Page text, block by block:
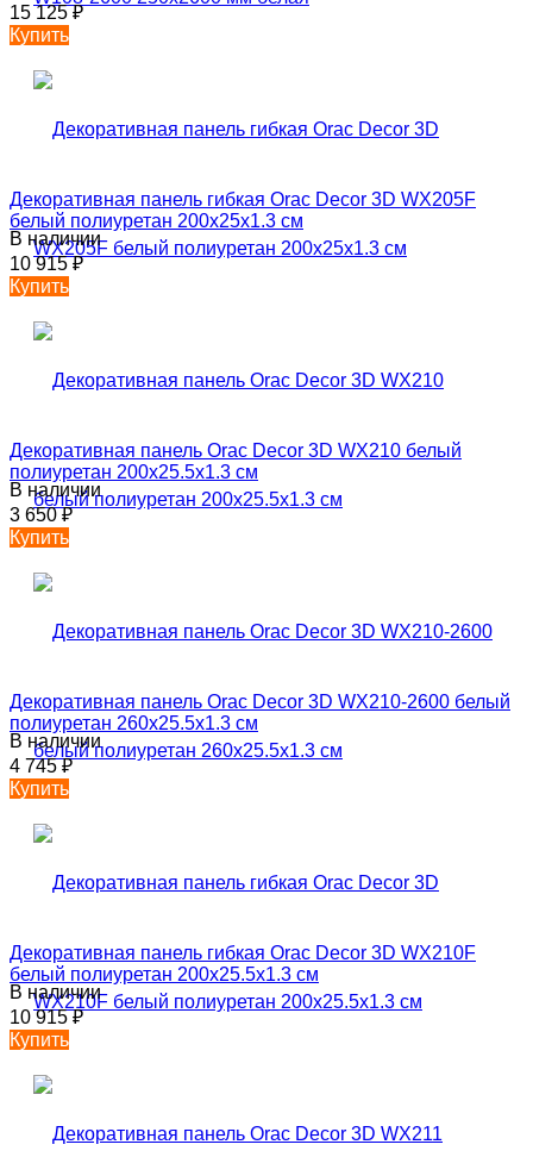
15 125₽
Купить
Декоративная панель гибкая Orac Decor 3D WX205F
белый полиуретан 200x25x1.3 см
В наличии
10 915₽
Купить
Декоративная панель Orac Decor 3D WX210 белый
полиуретан 200x25.5x1.3 см
В наличии
3 650₽
Купить
Декоративная панель Orac Decor 3D WX210-2600 белый
полиуретан 260x25.5x1.3 см
В наличии
4 745₽
Купить
Декоративная панель гибкая Orac Decor 3D WX210F
белый полиуретан 200x25.5x1.3 см
В наличии
10 915₽
Купить